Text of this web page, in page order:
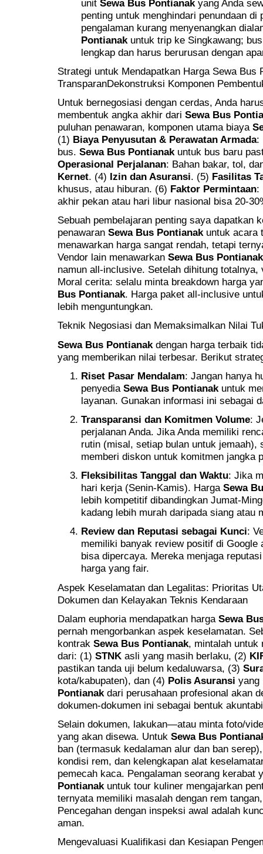
unit Sewa Bus Pontianak yang Anda
penting untuk menghindari penundaan di
pengalaman kurang menyenangkan
Pontianak untuk trip ke Singkawang;
lengkap dan harus berurusan dengan
Strategi untuk Mendapatkan Harga Sewa Bus
TransparanDekonstruksi Komponen
Untuk bernegosiasi dengan cerdas, Anda
membentuk angka akhir dari Sewa Bus
puluhan penawaran, komponen utama biaya
(1) Biaya Penyusutan & Perawatan Armada:
bus. Sewa Bus Pontianakuntuk bus baru
Operasional Perjalanan: Bahan bakar, tol,
Kernet. (4) Izin dan Asuransi. (5) Fasilitas
khusus, atau hiburan. (6) Faktor Permintaan:
akhir pekan atau hari libur nasional bisa 20-
Sebuah pembelajaran penting saya dapatkan
penawaran Sewa Bus Pontianakuntuk acara
menawarkan harga sangat rendah, tetapi
Vendor lain menawarkan Sewa Bus Pontianak
namun all-inclusive. Setelah dihitung
Moral cerita: selalu minta breakdown harga
Bus Pontianak. Harga paket all-inclusive
lebih menguntungkan.
Teknik Negosiasi dan Memaksimalkan Nilai
Sewa Bus Pontianak dengan harga terbaik
yang memberikan nilai terbesar. Berikut
Riset Pasar Mendalam: Jangan hanya
penyedia Sewa Bus Pontianak untuk
layanan. Gunakan informasi ini sebagai
Transparansi dan Komitmen Volume:
perjalanan Anda. Jika Anda memiliki
rutin (misal, setiap bulan untuk jemaah),
memberi diskon untuk komitmen jangka
Fleksibilitas Tanggal dan Waktu: Jika
hari kerja (Senin-Kamis). Harga Sewa
lebih kompetitif dibandingkan Jumat-
kadang lebih murah daripada siang atau
Review dan Reputasi sebagai Kunci:
memiliki banyak review positif di Google
bisa dipercaya. Mereka menjaga
harga yang fair.
Aspek Keselamatan dan Legalitas: Prioritas
Dokumen dan Kelayakan Teknis Kendaraan
Dalam euphoria mendapatkan harga Sewa
pernah mengorbankan aspek keselamatan.
kontrak Sewa Bus Pontianak, mintalah untuk
dari: (1) STNK asli yang masih berlaku, (2)
pastikan tanda uji belum kedaluwarsa, (3)
kota/kabupaten), dan (4) Polis Asuransi
Pontianak dari perusahaan profesional akan
dokumen-dokumen ini sebagai bentuk
Selain dokumen, lakukan—atau minta foto/
yang akan disewa. Untuk Sewa Bus
ban (termasuk kedalaman alur dan ban
kondisi rem, dan kelengkapan alat
pemecah kaca. Pengalaman seorang kerabat
Pontianak untuk tour kuliner mengajarkan
ternyata memiliki masalah dengan rem
Pencegahan dengan inspeksi awal adalah
aman.
Mengevaluasi Kualifikasi dan Kesiapan